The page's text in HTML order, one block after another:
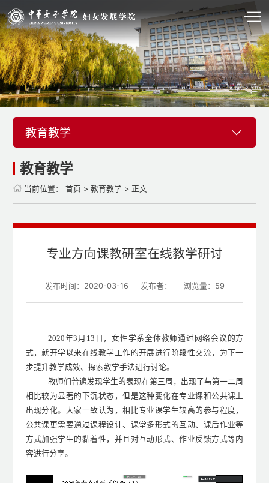
教育教学
教育教学
当前位置： 首页 > 教育教学 > 正文
专业方向课教研室在线教学研讨
发布时间：2020-03-16 发布者： 浏览量： 59
2020年3月13日 ，女性学系全体教师通过网络会议的方
式，就开学以来在线教学工作的开展进行阶段性交流，为下一
步提升教学成效、探索教学手法进行讨论。
教师们普遍发现学生的表现在第三周，出现了与第一二周
相比较为显著的下沉状态，但是这种变化在专业课和公共课上
出现分化。 大家一致认为，相比专业课学生较高的参与程度，
公共课更需要通过课程设计、课堂多形式的互动、课后作业等
方式加强学生的黏着性，并且对互动形式、作业反馈方式等内
容进行分享。